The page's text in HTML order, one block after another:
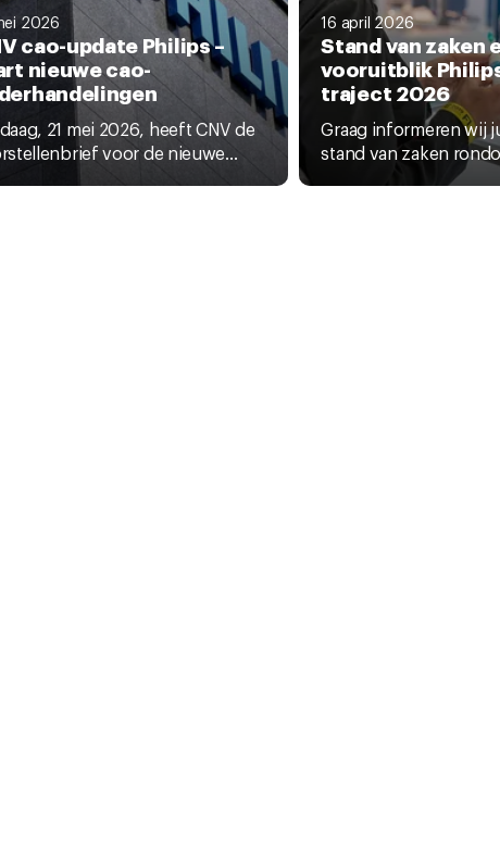
2026
cao-update Philips –
nieuwe cao-
21 mei 2026, heeft CNV de
voor de nieuwe...
16 april 2026
Stand van zaken
vooruitblik
traject 2026
Graag informeren wij
stand van zaken